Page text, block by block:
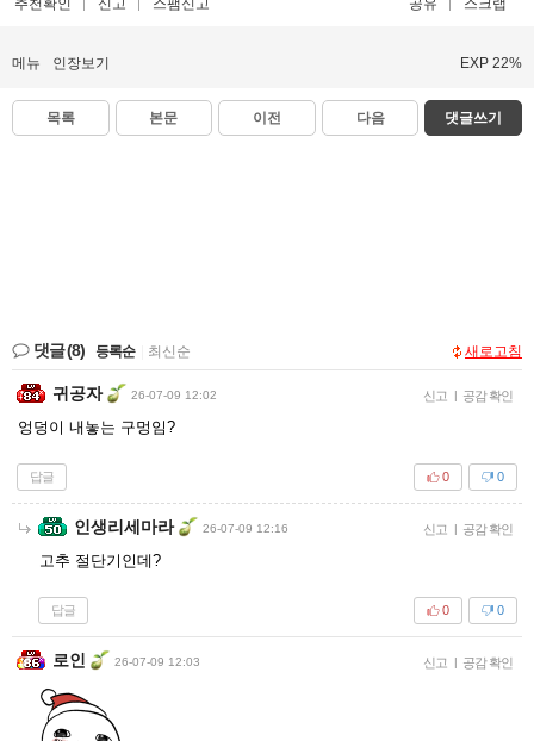
메뉴 인장보기 EXP 22%
목록 본문 이전 다음 댓글쓰기
댓글(8) 등록순 최신순 새로고침
귀공자 26-07-09 12:02 신고 | 공감 확인
엉덩이 내놓는 구멍임?
답글 0
0
인생리세마라 26-07-09 12:16 신고 | 공감 확인
고추 절단기인데?
답글 0
0
로인 26-07-09 12:03 신고 | 공감 확인